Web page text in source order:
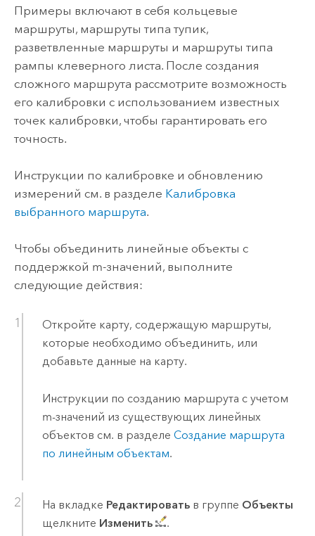
Примеры включают в себя кольцевые
маршруты, маршруты типа тупик,
разветвленные маршруты и маршруты типа
рампы клеверного листа. После создания
сложного маршрута рассмотрите возможность
его калибровки с использованием известных
точек калибровки, чтобы гарантировать его
точность.
Инструкции по калибровке и обновлению
измерений см. в разделе Калибровка
выбранного маршрута.
Чтобы объединить линейные объекты с
поддержкой m-значений, выполните
следующие действия:
Откройте карту, содержащую маршруты,
которые необходимо объединить, или
добавьте данные на карту.
Инструкции по созданию маршрута с учетом
m-значений из существующих линейных
объектов см. в разделе Создание маршрута
по линейным объектам.
На вкладке Редактироватьв группе Объекты
щелкните Изменить .